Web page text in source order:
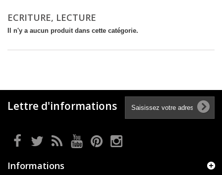
LOISIRS, VIE PRATIQUE
+
SCOLAIRE ET DICTIONNAIRE
ECRITURE, LECTURE
Il n'y a aucun produit dans cette catégorie.
Lettre d'informations
Informations